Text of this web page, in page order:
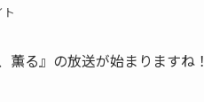
る』の放送が始まりますね！